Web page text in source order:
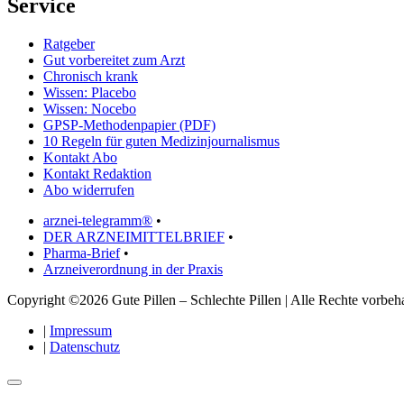
Service
Ratgeber
Gut vorbereitet zum Arzt
Chronisch krank
Wissen: Placebo
Wissen: Nocebo
GPSP-Methodenpapier (PDF)
10 Regeln für guten Medizinjournalismus
Kontakt Abo
Kontakt Redaktion
Abo widerrufen
arznei-telegramm® •
DER ARZNEIMITTELBRIEF •
Pharma-Brief•
Arzneiverordnung in der Praxis
Copyright ©2026 Gute Pillen – Schlechte Pillen | Alle Rechte
| Impressum
| Datenschutz